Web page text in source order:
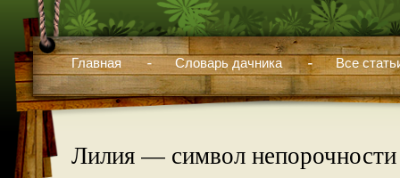
Главная Словарь дачника Все
Лилия — символ непорочности